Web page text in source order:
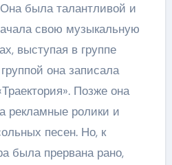
была талантливой и
свою музыкальную
выступая в группе
она записала
Позже она
рекламные ролики и
песен. Но, к
была прервана рано,